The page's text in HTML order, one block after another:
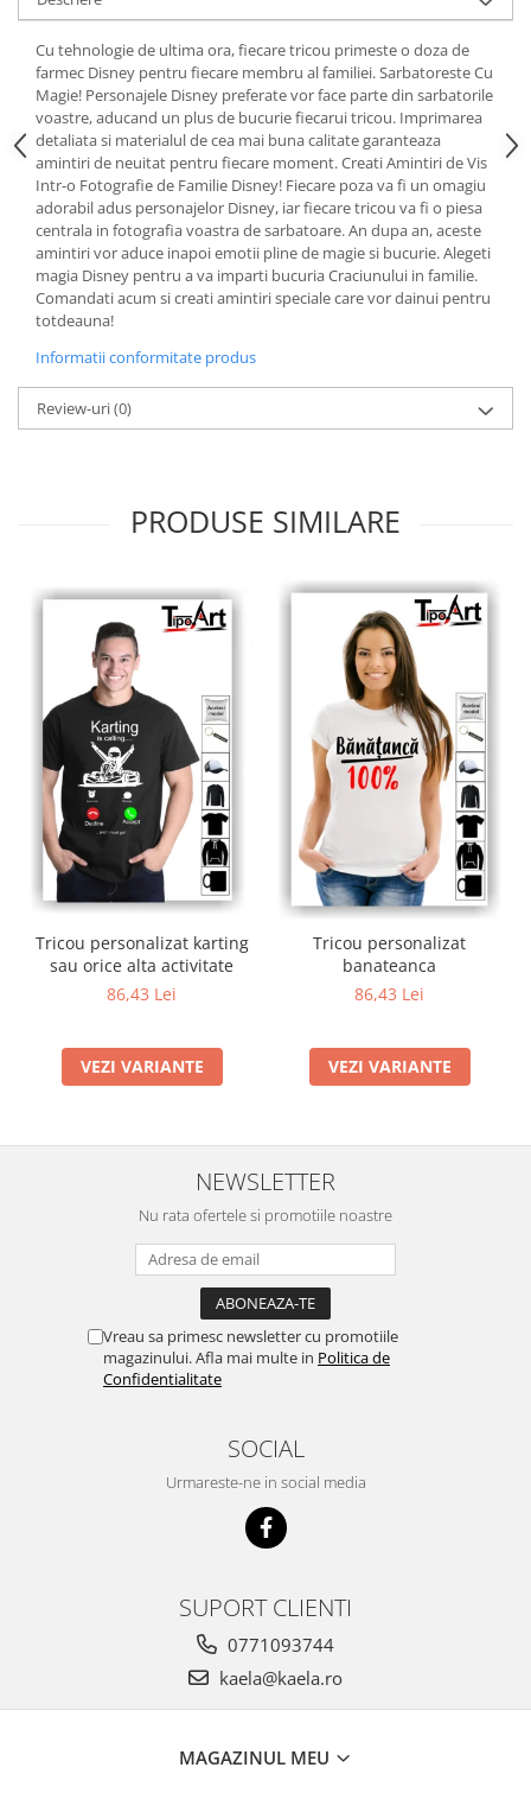
Cu tehnologie de ultima ora, fiecare tricou primeste o doza de
farmec Disney pentru fiecare membru al familiei. Sarbatoreste Cu
Magie! Personajele Disney preferate vor face parte din sarbatorile
voastre, aducand un plus de bucurie fiecarui tricou. Imprimarea
detaliata si materialul de cea mai buna calitate garanteaza
amintiri de neuitat pentru fiecare moment. Creati Amintiri de Vis
Intr-o Fotografie de Familie Disney! Fiecare poza va fi un omagiu
adorabil adus personajelor Disney, iar fiecare tricou va fi o piesa
centrala in fotografia voastra de sarbatoare. An dupa an, aceste
amintiri vor aduce inapoi emotii pline de magie si bucurie. Alegeti
magia Disney pentru a va imparti bucuria Craciunului in familie.
Comandati acum si creati amintiri speciale care vor dainui pentru
totdeauna!
Informatii conformitate produs
Review-uri(0)
PRODUSE SIMILARE
Tricou personalizat karting
sau orice alta activitate
86,43 Lei
VEZI VARIANTE
Tricou personalizat
banateanca
86,43 Lei
VEZI VARIANTE
NEWSLETTER
Nu rata ofertele si promotiile noastre
Vreau sa primesc newsletter cu promotiile
magazinului. Afla mai multe in Politica de
Confidentialitate
SOCIAL
Urmareste-ne in social media
SUPORT CLIENTI
0771093744
kaela@kaela.ro
MAGAZINUL MEU